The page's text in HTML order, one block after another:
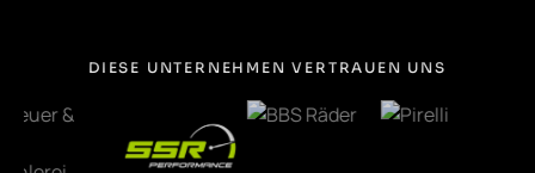
DIESE UNTERNEHMEN VERTRAUEN UNS